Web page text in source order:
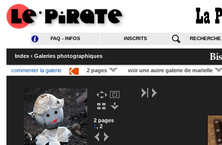
FAQ - INFOS INSCRITS RECHERCHE
Index ‹ Galeries photographiques
commenter la galerie 2 pages voir une autre galerie de marielle
2 pages
1, 2